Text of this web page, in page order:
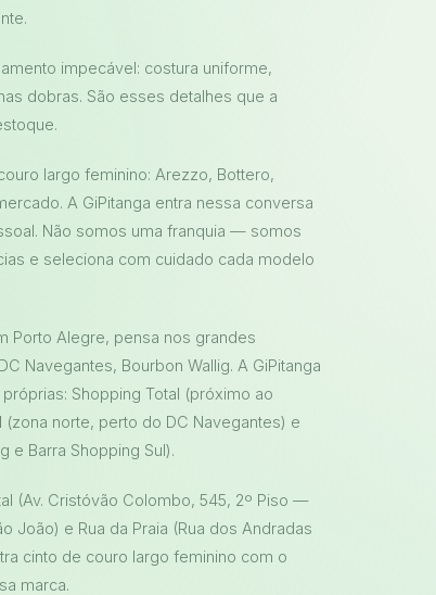
impecável: costura uniforme,
dobras. São esses detalhes que a
largo feminino: Arezzo, Bottero,
A GiPitanga entra nessa conversa
Não somos uma franquia — somos
e seleciona com cuidado cada modelo
Porto Alegre, pensa nos grandes
Navegantes, Bourbon Wallig. A GiPitanga
Shopping Total (próximo ao
(zona norte, perto do DC Navegantes) e
e Barra Shopping Sul).
(Av. Cristóvão Colombo, 545, 2º Piso —
João) e Rua da Praia (Rua dos Andradas
cinto de couro largo feminino com o
marca.